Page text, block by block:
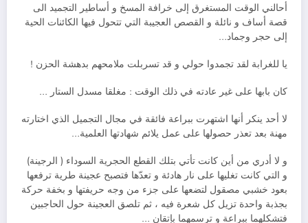
أحالني الوقت المستغرق إلى خرافة المسخ و أساطير التجميد الى
قصة أساف و نائلة و القصص العجيبة التي تتحول فيها الكائنات الحية
إلى حجر وجماد…
يا للغرابة لقد تجمدوا حولي و قد تسربلت ملامحهم بدهشة الحزن !
كان بابها على غير عادته في ذلك الوقت : مغلقا مسدل الستار …
لا أحد ينكر أنها اشتهرت ببراعة فائقة في مجال التجميل الذي اختارته
مهنة بعد تعذر حصولها على عمل يلائم شهادتها العلمية…
و لا أدري من أين كانت تأتي بتلك القطع الحجرية السوداء ( الرجينة)
و التي كانت تغليها على نار هادئة و تعدّها فتصبح عجينة طرية ترفعها
بعود خشبي مصقول لتضعها على جزء من وجه حريفتها و بخفة حركة
بجذبة واحدة تزيل كل شعرة فيه ، ثم تلصق العجينة حول الحاجبين
فتشكلهما ببراعة و ترسمهما بإتقان …